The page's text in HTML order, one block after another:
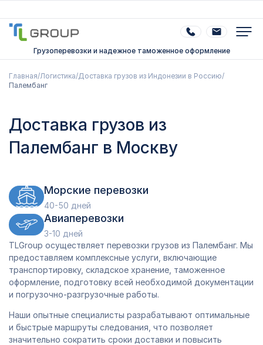
Грузоперевозки и надежное таможенное оформление
Главная/Логистика/Доставка грузов из Индонезии в Россию/
Палембанг
Доставка грузов из
Палембанг в Москву
Морские перевозки
40-50 дней
Авиаперевозки
3-10 дней
TLGroup осуществляет перевозки грузов из Палембанг. Мы
предоставляем комплексные услуги, включающие
транспортировку, складское хранение, таможенное
оформление, подготовку всей необходимой документации
и погрузочно-разгрузочные работы.
Наши опытные специалисты разрабатывают оптимальные
и быстрые маршруты следования, что позволяет
значительно сократить сроки доставки и повысить